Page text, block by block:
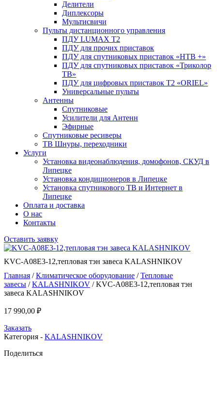
Делители
Диплексоры
Мультисвичи
Пульты дистанционного управления
ПДУ LUMAX Т2
ПДУ для прочих приставок
ПДУ для спутниковых приставок «НТВ +»
ПДУ для спутниковых приставок «Триколор
ТВ»
ПДУ для цифровых приставок Т2 «ORIEL»
Универсальные пульты
Антенны
Спутниковые
Усилители для Антенн
Эфирные
Спутниковые ресиверы
ТВ Шнуры, переходники
Услуги
Установка видеонаблюдения, домофонов, СКУД в
Липецке
Установка кондиционеров в Липецке
Установка спутникового ТВ и Интернет в
Липецке
Оплата и доставка
О нас
Контакты
Оставить заявку
KVC-A08E3-12,тепловая тэн завеса KALASHNIKOV
Главная /Климатическое оборудование /Тепловые
завесы /KALASHNIKOV / KVC-A08E3-12,тепловая тэн
завеса KALASHNIKOV
17 990,00 ₽
Заказать
Категория - KALASHNIKOV
Поделиться